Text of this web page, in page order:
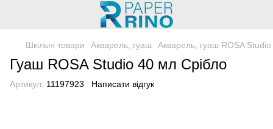
Шкільні товари Акварель, гуаш Акварель, гуаш ROSA Studio
Гуаш ROSA Studio 40 мл Срібло
Артикул: 11197923 Написати відгук